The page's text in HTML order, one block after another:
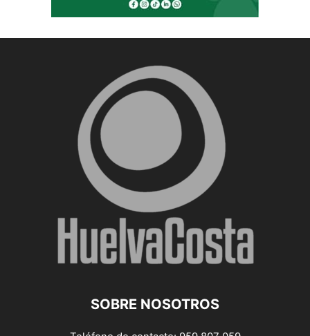
SOBRE NOSOTROS